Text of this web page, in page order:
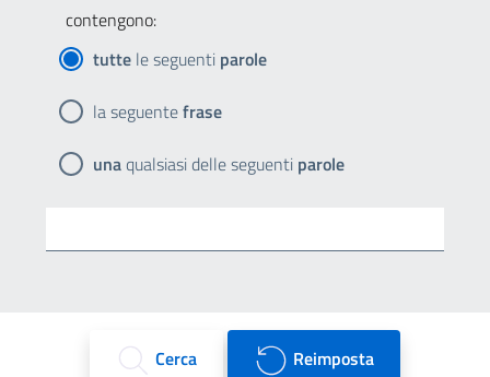
contengono:
tutte le seguenti parole
la seguentefrase
unaqualsiasi delle seguenti parole
Cerca Reimposta